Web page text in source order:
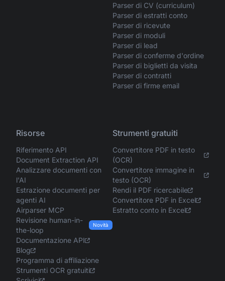
Parser di CV (curriculum)
Parser di estratti conto
Parser di ricevute
Parser di moduli
Parser di lead
Parser di conferme d'ordine
Parser di biglietti da visita
Parser di contratti
Parser di firme email
Risorse
Riferimento API
Document Extraction API
Analizzare documenti con
l'AI
Estrazione documenti per
agenti AI
Airparser MCP
Revisione human-in-
the-loop
Novità
Documentazione API
Blog
Programma di affiliazione
Strumenti OCR gratuiti
Strumenti gratuiti
Convertitore PDF in testo
(OCR)
Convertitore immagine in
testo (OCR)
Rendi il PDF ricercabile
Convertitore PDF in Excel
Estratto conto in Excel